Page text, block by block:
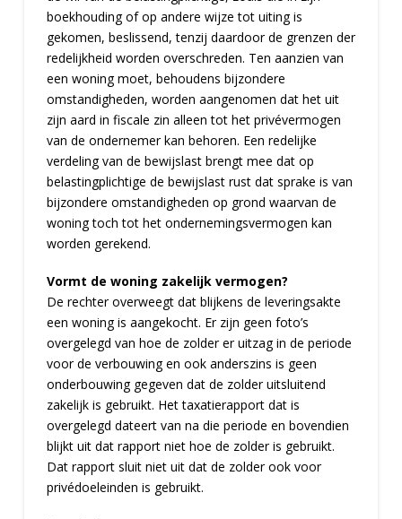
boekhouding of op andere wijze tot uiting is
gekomen, beslissend, tenzij daardoor de grenzen der
redelijkheid worden overschreden. Ten aanzien van
een woning moet, behoudens bijzondere
omstandigheden, worden aangenomen dat het uit
zijn aard in fiscale zin alleen tot het privévermogen
van de ondernemer kan behoren. Een redelijke
verdeling van de bewijslast brengt mee dat op
belastingplichtige de bewijslast rust dat sprake is van
bijzondere omstandigheden op grond waarvan de
woning toch tot het ondernemingsvermogen kan
worden gerekend.
Vormt de woning zakelijk vermogen?
De rechter overweegt dat blijkens de leveringsakte
een woning is aangekocht. Er zijn geen foto’s
overgelegd van hoe de zolder er uitzag in de periode
voor de verbouwing en ook anderszins is geen
onderbouwing gegeven dat de zolder uitsluitend
zakelijk is gebruikt. Het taxatierapport dat is
overgelegd dateert van na die periode en bovendien
blijkt uit dat rapport niet hoe de zolder is gebruikt.
Dat rapport sluit niet uit dat de zolder ook voor
privédoeleinden is gebruikt.